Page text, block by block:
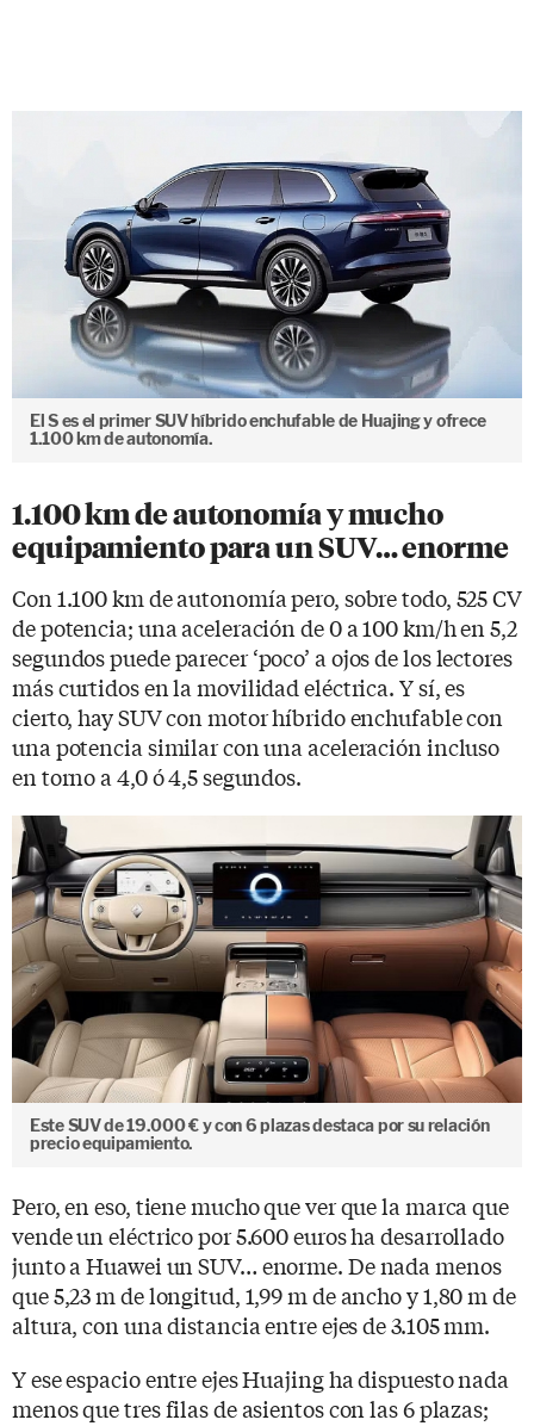
El S es el primer SUV híbrido enchufable de Huajing y ofrece
1.100 km de autonomía.
1.100 km de autonomía y mucho
equipamiento para un SUV… enorme
Con 1.100 km de autonomía pero, sobre todo, 525 CV
de potencia; una aceleración de 0 a 100 km/h en 5,2
segundos puede parecer ‘poco’ a ojos de los lectores
más curtidos en la movilidad eléctrica. Y sí, es
cierto, hay SUV con motor híbrido enchufable con
una potencia similar con una aceleración incluso
en torno a 4,0 ó 4,5 segundos.
Este SUV de 19.000 € y con 6 plazas destaca por su relación
precio equipamiento.
Pero, en eso, tiene mucho que ver que la marca que
vende un eléctrico por 5.600 euros ha desarrollado
junto a Huawei un SUV… enorme. De nada menos
que 5,23 m de longitud, 1,99 m de ancho y 1,80 m de
altura, con una distancia entre ejes de 3.105 mm.
Y ese espacio entre ejes Huajing ha dispuesto nada
menos que tres filas de asientos con las 6 plazas;